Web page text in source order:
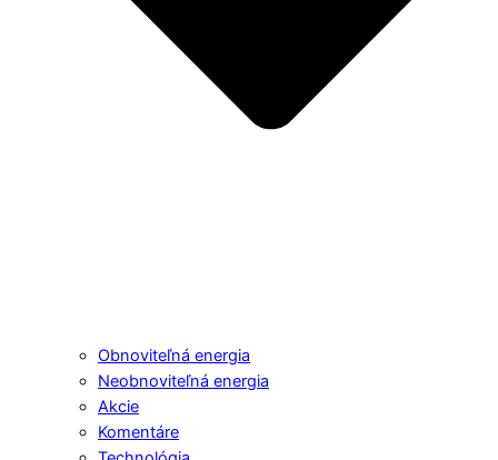
Obnoviteľná energia
Neobnoviteľná energia
Akcie
Komentáre